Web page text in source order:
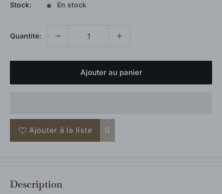
Stock: En stock
Quantité:
Ajouter au panier
Ajouter à la liste 0
Description